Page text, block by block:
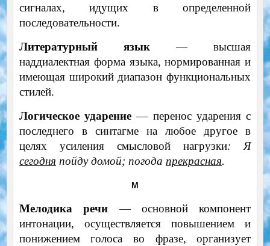
сигналах, идущих в определенной
последовательности.
Литературный язык— высшая
наддиалектная форма языка, нормированная и
имеющая широкий диапазон функциональных
стилей.
Логическое ударение — перенос ударения с
последнего в синтагме на любое другое в
целях усиления смысловой нагрузки: Я
сегодня пойду домой; погода прекрасная.
М
Мелодика речи— основной компонент
интонации, осуществляется повышением и
понижением голоса во фразе, организует